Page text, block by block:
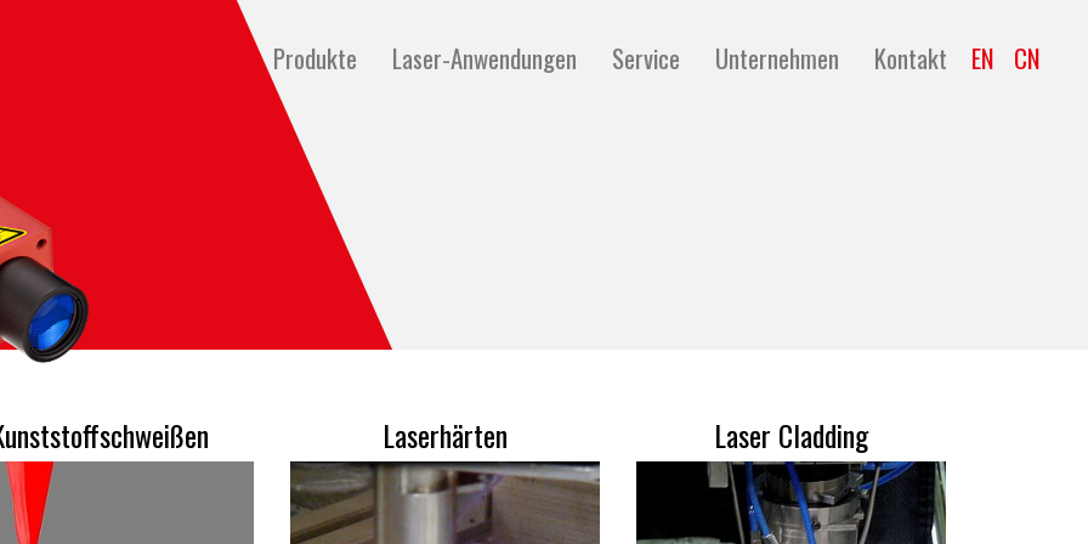
Produkte Laser-Anwendungen Service Unternehmen Kontakt EN CN
Laserhärten Laser Cladding